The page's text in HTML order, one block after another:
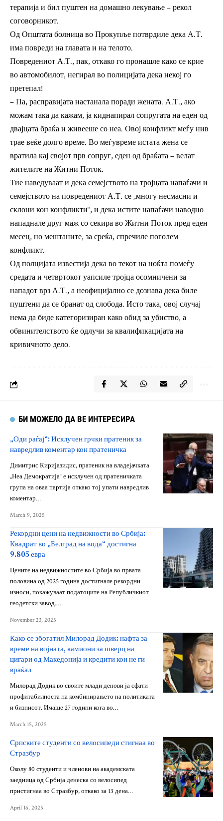
терапија и бил пуштен на домашно лекување – рекол
соговорникот.
Од Општата болница во Прокупље потврдиле дека А.Т.
има повреди на главата и на телото.
Повредениот А.Т., пак, откако го пронашле како се крие
во автомобилот, негирал во полицијата дека некој го
претепал!
– Па, расправијата настанала поради жената. А.Т., ако
можам така да кажам, ја киднапирал сопругата на еден од
двајцата браќа и живееше со неа. Овој конфликт меѓу нив
трае веќе долго време. Во меѓувреме истата жена се
вратила кај својот прв сопруг, еден од браќата – велат
жителите на Житни Поток.
Тие наведуваат и дека семејството на тројцата напаѓачи и
семејството на повредениот А.Т. се „многу несмасни и
склони кон конфликти“, и дека истите напаѓачи наводно
нападнале друг маж со секира во Житни Поток пред еден
месец, но мештаните, за среќа, спречиле поголем
конфликт.
Од полцијата известија дека во текот на ноќта помеѓу
средата и четвртокот уапсиле тројца осомничени за
нападот врз А.Т., а неофицијално се дознава дека биле
пуштени да се бранат од слобода. Исто така, овој случај
нема да биде категоризиран како обид за убиство, а
обвинителството ќе одлучи за квалификацијата на
кривичното дело.
БИ МОЖЕЛО ДА ВЕ ИНТЕРЕСИРА
„Оди раѓај“: Исклучен грчки пратеник за
навредлив коментар кон пратеничка
Димитрис Киријазидис, пратеник на владејачката
„Неа Демократија“ е исклучен од пратеничката
група на оваа партија откако тој упати навредлив
коментар…
March 9, 2025
Рекордни цени на недвижности во Србија:
Квадрат во „Белград на вода“ достигна
9.805 евра
Цените на недвижностите во Србија во првата
половина од 2025 година достигнале рекордни
износи, покажуваат податоците на Републичкиот
геодетски завод.…
November 23, 2025
Како се збогатил Милорад Додик: нафта за
време на војната, камиони за шверц на
цигари од Македонија и кредити кои не ги
враќал
Милорад Додик во своите млади денови ја сфати
профитабилноста на комбинирањето на политиката
и бизнисот. Имаше 27 години кога во…
March 15, 2025
Српските студенти со велосипеди стигнаа во
Стразбур
Околу 80 студенти и членови на академската
заедница од Србија денеска со велосипед
пристигнаа во Стразбур, откако за 13 дена…
April 16, 2025